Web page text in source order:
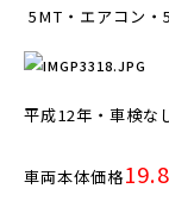
5MT・エアコン・
平成12年・車検な
車両本体価格19.8